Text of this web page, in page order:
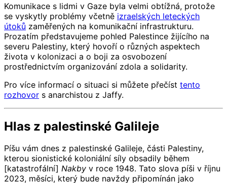
Komunikace s lidmi v Gaze byla velmi obtížná, protože
se vyskytly problémy včetně izraelských leteckých
útoků zaměřených na komunikační infrastrukturu.
Prozatím představujeme pohled Palestince žijícího na
severu Palestiny, který hovoří o různých aspektech
života v kolonizaci a o boji za osvobození
prostřednictvím organizování zdola a solidarity.
Pro více informací o situaci si můžete přečíst tento
rozhovor s anarchistou z Jaffy.
Hlas z palestinské Galileje
Píšu vám dnes z palestinské Galileje, části Palestiny,
kterou sionistické koloniální síly obsadily během
[katastrofální] Nakby v roce 1948. Tato slova píši v říjnu
2023, měsíci, který bude navždy připomínán jako